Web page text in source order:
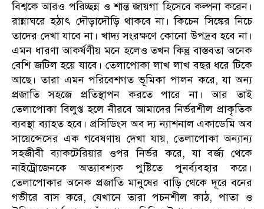
বিশ্বকে আরও পরিচ্ছন্ন ও শান্ত জায়গা হিসেবে কল্পনা করেন।
রান্নাঘরে হঠাৎ দৌড়াদৌড়ি থাকবে না। কিচেন সিঙ্কের নিচে
তাদের দেখা যাবে না। খাদ্য সংরক্ষণে কোনো উপদ্রব হবে না।
এমন ধারণা আকর্ষণীয় মনে হলেও তখন কিন্তু বাস্তবতা অনেক
বেশি জটিল হয়ে যাবে। তেলাপোকা লাখ লাখ বছর ধরে টিকে
আছে। তারা এমন পরিবেশগত ভূমিকা পালন করে, যা অন্য
প্রজাতি সহজে প্রতিস্থাপন করতে পারে না। আর তাই
তেলাপোকা বিলুপ্ত হলে নীরবে আমাদের নির্ভরশীল প্রাকৃতিক
ব্যবস্থা ব্যাহত হবে। প্রসিডিংস অব দ্য ন্যাশনাল একাডেমি অব
সায়েন্সেসের এক গবেষণায় দেখা যায়, তেলাপোকা অন্যান্য
সহজীবী ব্যাকটেরিয়ার ওপর নির্ভর করে, যা বর্জ্য থেকে
নাইট্রোজেনকে অত্যাবশ্যক পুষ্টিতে পুনর্ব্যবহার করে।
তেলাপোকার অনেক প্রজাতি মানুষের বাড়ি থেকে দূরে বনের
গভীরে বাস করে, যেখানে তারা পচনশীল কাঠ, পাতা ও